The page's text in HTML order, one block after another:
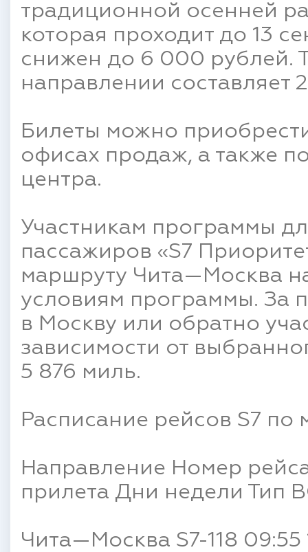
традиционной осенней
которая проходит до 13
снижен до 6 000 рублей.
направлении составляет
Билеты можно
офисах продаж, а также
центра.
Участникам программы
пассажиров «S7
маршруту Чита—Москва
условиям программы. За
в Москву или обратно
зависимости от
5 876 миль.
Расписание рейсов S7
Направление Номер
прилета Дни недели Тип
Чита—Москва S7-118